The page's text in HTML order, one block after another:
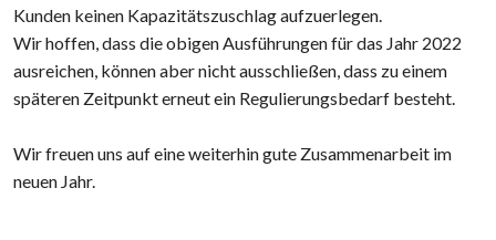
Kunden keinen Kapazitätszuschlag aufzuerlegen.
Wir hoffen, dass die obigen Ausführungen für das Jahr 2022
ausreichen, können aber nicht ausschließen, dass zu einem
späteren Zeitpunkt erneut ein Regulierungsbedarf besteht.
Wir freuen uns auf eine weiterhin gute Zusammenarbeit im
neuen Jahr.​